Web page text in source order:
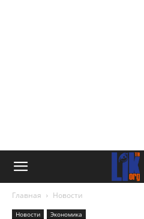
Главная Новости
Новости Экономика